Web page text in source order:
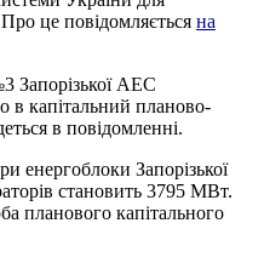
це повідомляється на
Запорізької АЕС
в капітальний планово-
в повідомленні.
енергоблоки Запорізької
становить 3795 МВт.
планового капітального